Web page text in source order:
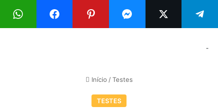
Menu
-
Início / Testes
TESTES